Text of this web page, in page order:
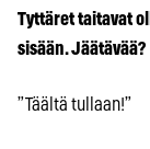
Tyttäret taitavat
sisään. Jäätävää?
”Täältä tullaan!”